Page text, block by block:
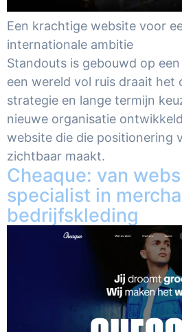
Een krachtige website voor
internationale ambitie
Standouts is gebouwd op
een wereld vol ruis draait het
strategie en lange termijn
nieuwe organisatie
website die die positionering
zichtbaar maakt.
Cheaque: van
specialist in
bedrijfskleding